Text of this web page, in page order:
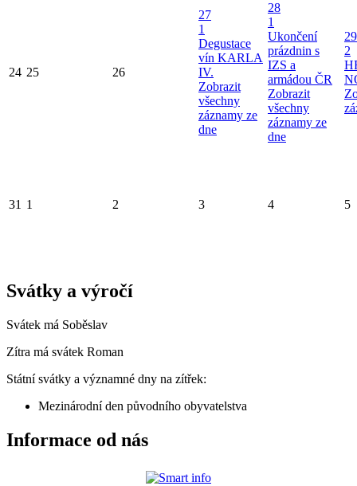
24 25 26
27
1
Degustace
vín KARLA
IV.
Zobrazit
všechny
záznamy ze
dne
28
1
Ukončení
prázdnin s
IZS a
armádou ČR
Zobrazit
všechny
záznamy ze
dne
29
2
31 1 2 3 4 5
Svátky a výročí
Svátek má Soběslav
Zítra má svátek Roman
Státní svátky a významné dny na zítřek:
Mezinárodní den původního obyvatelstva
Informace od nás